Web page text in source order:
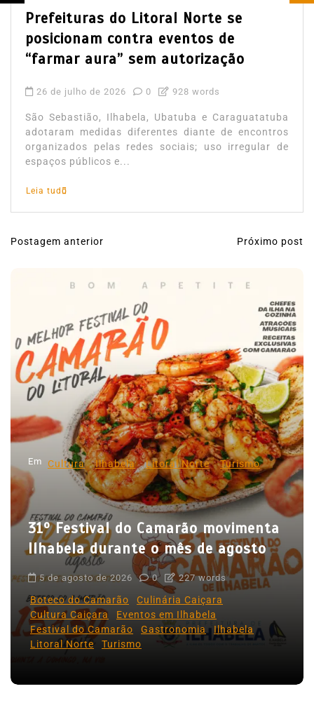
Prefeituras do Litoral Norte se
posicionam contra eventos de
“farmar aura” sem autorização
26 de julho de 2026 0 928 words
São Sebastião, Ilhabela, Ubatuba e Caraguatatuba
adotaram medidas diferentes diante de encontros
organizados pelas redes sociais; uso irregular de
espaços públicos e...
Leia tudo
N
g
a
ç
o
d
e
P
s
Postagem anterior Próximo post
Em Cultura Ilhabela Litoral Norte Turismo
31º Festival do Camarão movimenta
Ilhabela durante o mês de agosto
5 de agosto de 2026 0 227 words
Boteco do Camarão
Culinária Caiçara
Cultura Caiçara
Eventos em Ilhabela
Festival do Camarão
Gastronomia
Ilhabela
Litoral Norte
Turismo